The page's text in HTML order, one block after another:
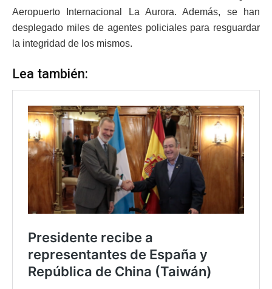
Aeropuerto Internacional La Aurora. Además, se han
desplegado miles de agentes policiales para resguardar
la integridad de los mismos.
Lea también: